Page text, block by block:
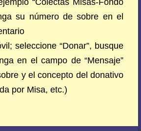
su número de sobre en el
seleccione “Donar”, busque
en el campo de “Mensaje”
y el concepto del donativo
por Misa, etc.)